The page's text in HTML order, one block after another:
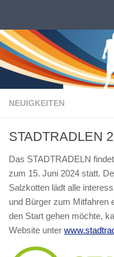
NEUIGKEITEN
STADTRADLEN
Das STADTRADELN
zum 15. Juni 2024 statt.
Salzkotten lädt alle
und Bürger zum Mitfahren
den Start gehen möchte,
Website unter